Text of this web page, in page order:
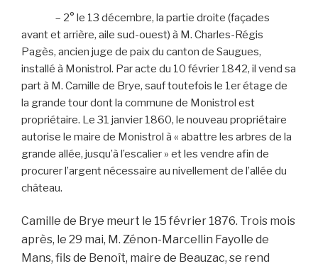
– 2° le 13 décembre, la partie droite (façades
avant et arrière, aile sud-ouest) à M. Charles-Régis
Pagès, ancien juge de paix du canton de Saugues,
installé à Monistrol. Par acte du 10 février 1842, il vend sa
part à M. Camille de Brye, sauf toutefois le 1er étage de
la grande tour dont la commune de Monistrol est
propriétaire. Le 31 janvier 1860, le nouveau propriétaire
autorise le maire de Monistrol à « abattre les arbres de la
grande allée, jusqu’à l’escalier » et les vendre afin de
procurer l’argent nécessaire au nivellement de l’allée du
château.
Camille de Brye meurt le 15 février 1876. Trois mois
après, le 29 mai, M. Zénon-Marcellin Fayolle de
Mans, fils de Benoît, maire de Beauzac, se rend